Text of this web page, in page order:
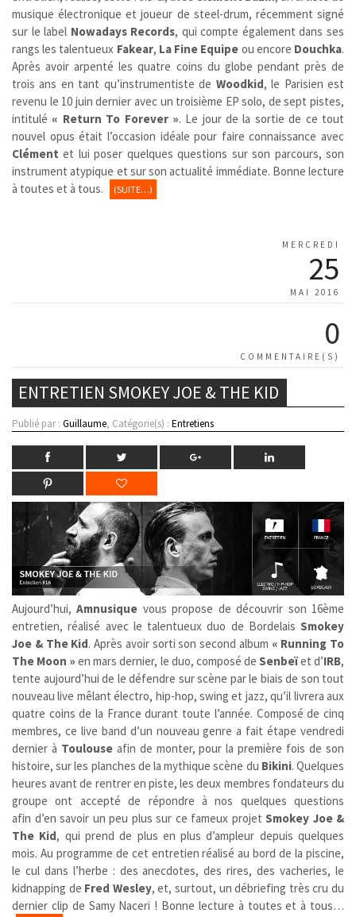
musique électronique et joueur de steel-drum, récemment signé
sur le label Nowadays Records, qui compte également dans ses
rangs les talentueux Fakear, La Fine Equipe ou encore Douchka.
Après avoir arpenté les quatre coins du globe pendant près de
trois ans en tant qu’instrumentiste de Woodkid, le Parisien est
revenu le 10 juin dernier avec un troisième EP solo, de sept pistes,
intitulé « Return To Forever ». Le jour de la sortie de ce tout
nouvel opus était l’occasion idéale pour faire connaissance avec
Clément et lui poser quelques questions sur son parcours, son
instrument atypique et sur son actualité immédiate. Bonne lecture
à toutes et à tous.
(SUITE…)
MERCREDI
25
MAI 2016
0
COMMENTAIRE(S)
ENTRETIEN SMOKEY JOE & THE KID
Publié par : Guillaume, Catégorie(s) : Entretiens
Aujourd’hui,Amnusique vous propose de découvrir son 16ème
entretien, réalisé avec le talentueux duo de Bordelais Smokey
Joe & The Kid. Après avoir sorti son second album « Running To
The Moon » en mars dernier, le duo, composé de Senbeïet d’IRB,
tente aujourd’hui de le défendre sur scène par le biais de son tout
nouveau live mêlant électro, hip-hop, swing et jazz, qu’il livrera aux
quatre coins de la France durant toute l’année. Composé de cinq
membres, ce live band d’un nouveau genre a fait étape vendredi
dernier à Toulouseafin de monter, pour la première fois de son
histoire, sur les planches de la mythique scène du Bikini. Quelques
heures avant de rentrer en piste, les deux membres fondateurs du
groupe ont accepté de répondre à nos quelques questions
afin d’en savoir un peu plus sur ce fameux projet Smokey Joe &
The Kid, qui prend de plus en plus d’ampleur depuis quelques
mois. Au programme de cet entretien réalisé au bord de la piscine,
le cul dans l’herbe : des anecdotes, des rires, des vacheries, le
kidnapping de Fred Wesley, et, surtout, un débriefing très cru du
dernier clip de Samy Naceri ! Bonne lecture à toutes et à tous…